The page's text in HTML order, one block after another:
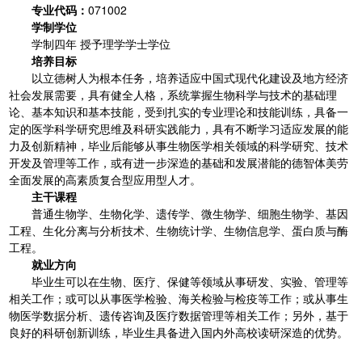
专业代码：071002
学制学位
学制四年 授予理学学士学位
培养目标
以立德树人为根本任务，培养适应中国式现代化建设及地方经济
社会发展需要，具有健全人格，系统掌握生物科学与技术的基础理
论、基本知识和基本技能，受到扎实的专业理论和技能训练，具备一
定的医学科学研究思维及科研实践能力，具有不断学习适应发展的能
力及创新精神，毕业后能够从事生物医学相关领域的科学研究、技术
开发及管理等工作，或有进一步深造的基础和发展潜能的德智体美劳
全面发展的高素质复合型应用型人才。
主干课程
普通生物学、生物化学、遗传学、微生物学、细胞生物学、基因
工程、生化分离与分析技术、生物统计学、生物信息学、蛋白质与酶
工程。
就业方向
毕业生可以在生物、医疗、保健等领域从事研发、实验、管理等
相关工作；或可以从事医学检验、海关检验与检疫等工作；或从事生
物医学数据分析、遗传咨询及医疗数据管理等相关工作；另外，基于
良好的科研创新训练，毕业生具备进入国内外高校读研深造的优势。